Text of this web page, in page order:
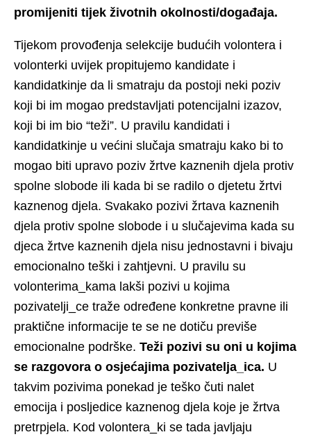
promijeniti tijek životnih okolnosti/događaja.
Tijekom provođenja selekcije budućih volontera i
volonterki uvijek propitujemo kandidate i
kandidatkinje da li smatraju da postoji neki poziv
koji bi im mogao predstavljati potencijalni izazov,
koji bi im bio “teži”. U pravilu kandidati i
kandidatkinje u većini slučaja smatraju kako bi to
mogao biti upravo poziv žrtve kaznenih djela protiv
spolne slobode ili kada bi se radilo o djetetu žrtvi
kaznenog djela. Svakako pozivi žrtava kaznenih
djela protiv spolne slobode i u slučajevima kada su
djeca žrtve kaznenih djela nisu jednostavni i bivaju
emocionalno teški i zahtjevni. U pravilu su
volonterima_kama lakši pozivi u kojima
pozivatelji_ce traže određene konkretne pravne ili
praktične informacije te se ne dotiču previše
emocionalne podrške. Teži pozivi su oni u kojima
se razgovora o osjećajima pozivatelja_ica. U
takvim pozivima ponekad je teško čuti nalet
emocija i posljedice kaznenog djela koje je žrtva
pretrpjela. Kod volontera_ki se tada javljaju